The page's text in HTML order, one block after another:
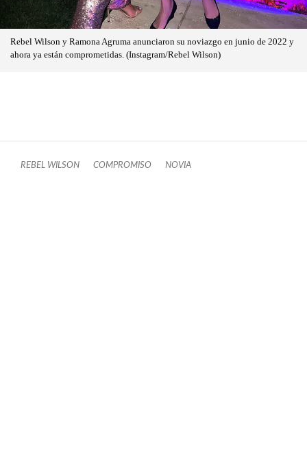
Rebel Wilson y Ramona Agruma anunciaron su noviazgo en junio de 2022 y
ahora ya están comprometidas. (Instagram/Rebel Wilson)
REBEL WILSON COMPROMISO NOVIA